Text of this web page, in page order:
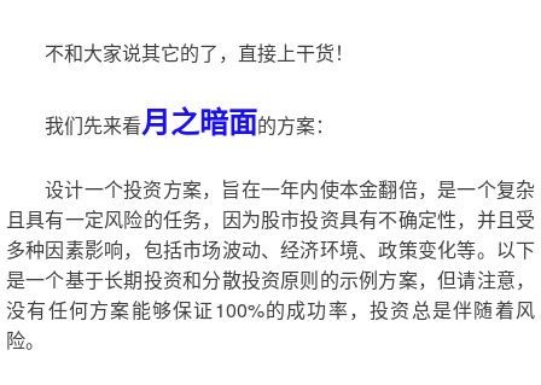
不和大家说其它的了，直接上干货！
我们先来看月之暗面的方案：
设计一个投资方案，旨在一年内使本金翻倍，是一个复杂
且具有一定风险的任务，因为股市投资具有不确定性，并且受
多种因素影响，包括市场波动、经济环境、政策变化等。以下
是一个基于长期投资和分散投资原则的示例方案，但请注意，
没有任何方案能够保证100%的成功率，投资总是伴随着风
险。